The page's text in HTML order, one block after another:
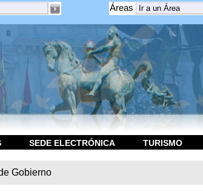
Áreas
SEDE ELECTRÓNICA TURISMO
Gobierno